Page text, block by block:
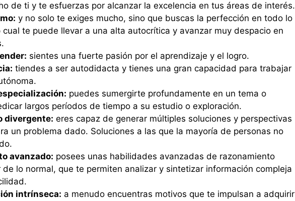
de ti y te esfuerzas por alcanzar la excelencia en tus áreas de interés.
y no solo te exiges mucho, sino que buscas la perfección en todo lo
cual te puede llevar a una alta autocrítica y avanzar muy despacio en
sientes una fuerte pasión por el aprendizaje y el logro.
tiendes a ser autodidacta y tienes una gran capacidad para trabajar
puedes sumergirte profundamente en un tema o
largos períodos de tiempo a su estudio o exploración.
divergente: eres capaz de generar múltiples soluciones y perspectivas
un problema dado. Soluciones a las que la mayoría de personas no
avanzado: posees unas habilidades avanzadas de razonamiento
de lo normal, que te permiten analizar y sintetizar información compleja
intrínseca: a menudo encuentras motivos que te impulsan a adquirir